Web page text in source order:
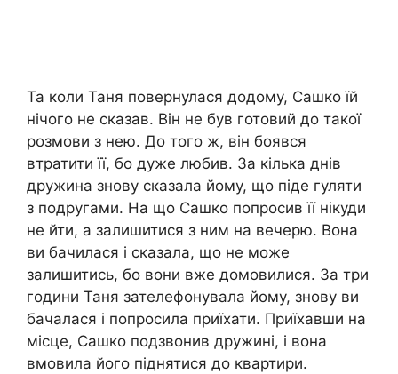
Та коли Таня повернулася додому, Сашко їй
нічого не сказав. Він не був готовий до такої
розмови з нею. До того ж, він боявся
втратити її, бо дуже любив. За кілька днів
дружина знову сказала йому, що піде гуляти
з подругами. На що Сашко попросив її нікуди
не йти, а залишитися з ним на вечерю. Вона
ви бачилася і сказала, що не може
залишитись, бо вони вже домовилися. За три
години Таня зателефонувала йому, знову ви
бачалася і попросила приїхати. Приїхавши на
місце, Сашко подзвонив дружині, і вона
вмовила його піднятися до квартири.